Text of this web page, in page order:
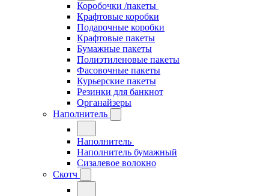
Коробочки /пакеты
Крафтовые коробки
Подарочные коробки
Крафтовые пакеты
Бумажные пакеты
Полиэтиленовые пакеты
Фасовочные пакеты
Курьерские пакеты
Резинки для банкнот
Органайзеры
Наполнитель
Наполнитель
Наполнитель бумажный
Сизалевое волокно
Скотч